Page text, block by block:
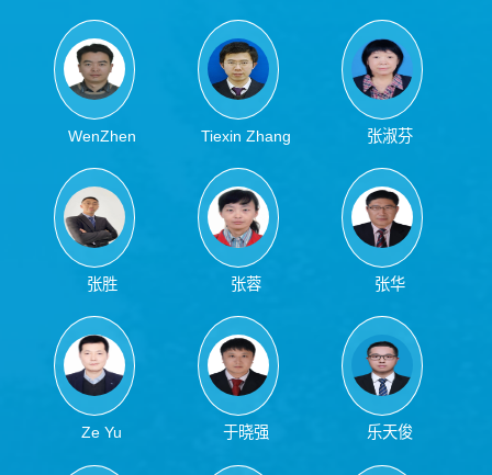
Zhao
WenZhen
Zhang
Tiexin Zhang 张淑芬
张胜 张蓉 张华
Ze Yu 于晓强 乐天俊